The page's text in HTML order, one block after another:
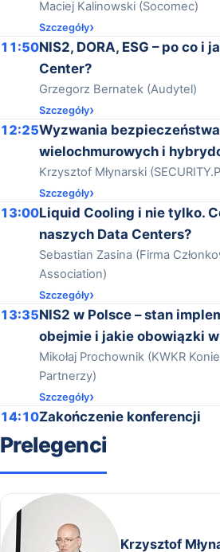
Maciej Kalinowski (Socomec)
Szczegóły
11:50NIS2, DORA, ESG – po co i
Center?
Grzegorz Bernatek (Audytel)
Szczegóły
12:25Wyzwania
wielochmurowych i
Krzysztof Młynarski
Szczegóły
13:00Liquid Cooling i nie tylko.
naszych Data Centers?
Sebastian Zasina (Firma
Association)
Szczegóły
13:35NIS2 w Polsce – stan
obejmie i jakie obowiązki
Mikołaj Prochownik (KWKR
Partnerzy)
Szczegóły
14:10Zakończenie konferencji
Prelegenci
Krzysztof